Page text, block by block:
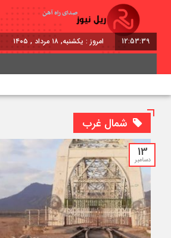
12:53:39 امروز : یکشنبه, ۱۸ مرداد , ۱۴۰۵
شمال غرب
13
دسامبر